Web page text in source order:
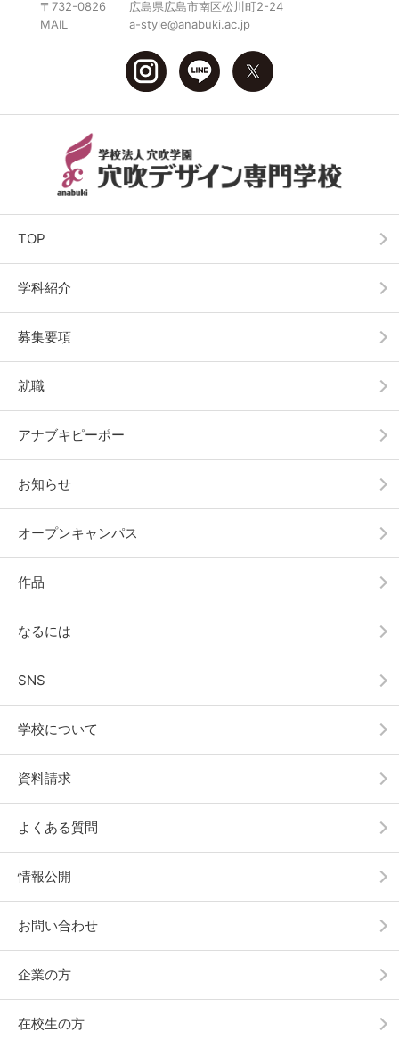
〒732-0826
広島県広島市南区松川町2-24
MAIL
a-style@anabuki.ac.jp
TOP
学科紹介
募集要項
就職
アナブキピーポー
お知らせ
オープンキャンパス
作品
なるには
SNS
学校について
資料請求
よくある質問
情報公開
お問い合わせ
企業の方
在校生の方